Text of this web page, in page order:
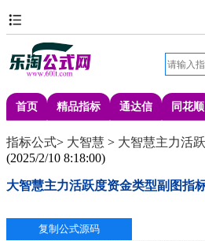
首页 精品指标 通达信 同花顺
指标公式> 大智慧 > 大智慧主力活
(2025/2/10 8:18:00)
大智慧主力活跃度资金类型副图指